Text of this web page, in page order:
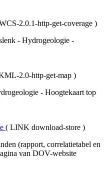
2.0.1-http-get-coverage )
- Hydrogeologie -
2.0-http-get-map )
- Hoogtekaart top
( LINK download-store )
(rapport, correlatietabel en
van DOV-website